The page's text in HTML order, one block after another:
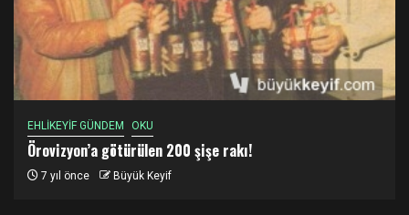
EHLİKEYİF GÜNDEM OKU
Örovizyon’a götürülen 200 şişe rakı!
7 yıl önce Büyük Keyif